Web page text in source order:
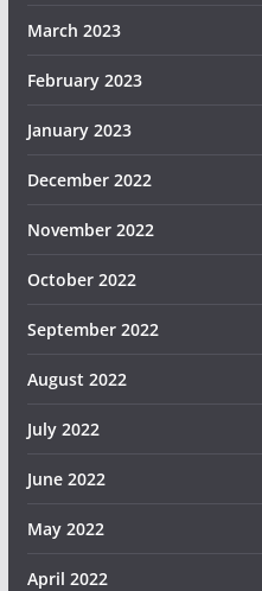
March 2023
February 2023
January 2023
December 2022
November 2022
October 2022
September 2022
August 2022
July 2022
June 2022
May 2022
April 2022